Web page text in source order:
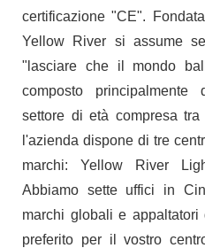
certificazione "CE".
Yellow River si assume
"lasciare che il mondo
composto
settore di età compresa
l'azienda dispone di tre
marchi: Yellow River
Abbiamo sette uffici in
marchi globali e
preferito per il vostro